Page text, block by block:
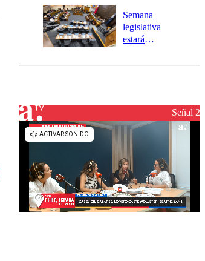
Preventiva en
tres comunas
Semana
legislativa
estará
el fin de la
reconstrucciónSeñal 2